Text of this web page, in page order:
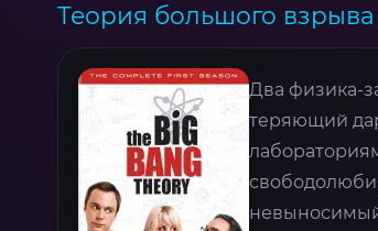
Теория большого взрыва
Два физика-
теряющий